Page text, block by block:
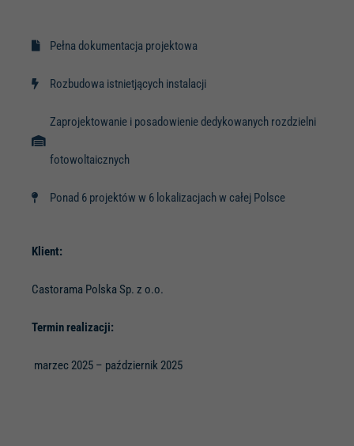
Pełna dokumentacja projektowa
Rozbudowa istnietjących instalacji
Zaprojektowanie i posadowienie dedykowanych rozdzielni
fotowoltaicznych
Ponad 6 projektów w 6 lokalizacjach w całej Polsce
Klient:
Castorama Polska Sp. z o.o.
Termin realizacji:
marzec 2025 – październik 2025